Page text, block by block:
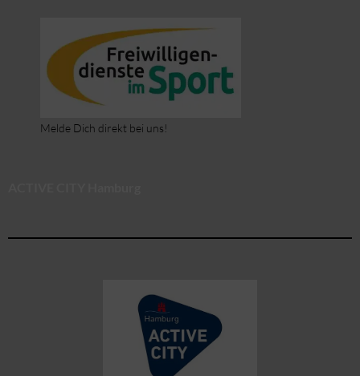
Melde Dich direkt bei uns!